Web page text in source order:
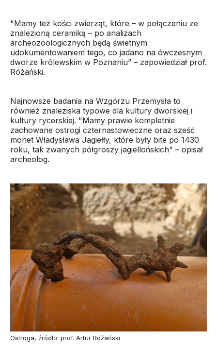
"Mamy też kości zwierząt, które – w połączeniu ze
znalezioną ceramiką – po analizach
archeozoologicznych będą świetnym
udokumentowaniem tego, co jadano na ówczesnym
dworze królewskim w Poznaniu” – zapowiedział prof.
Różański.
Najnowsze badania na Wzgórzu Przemysła to
również znaleziska typowe dla kultury dworskiej i
kultury rycerskiej. "Mamy prawie kompletnie
zachowane ostrogi czternastowieczne oraz sześć
monet Władysława Jagiełły, które były bite po 1430
roku, tak zwanych półgroszy jagiellońskich" – opisał
archeolog.
Ostroga, źródło: prof. Artur Różański